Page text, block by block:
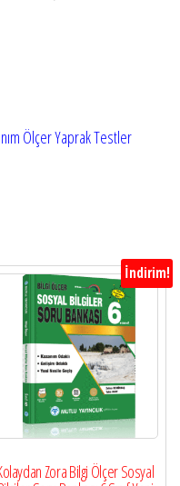
Ölçer Yaprak Testler
İndirim!
Zora Bilgi Ölçer Sosyal